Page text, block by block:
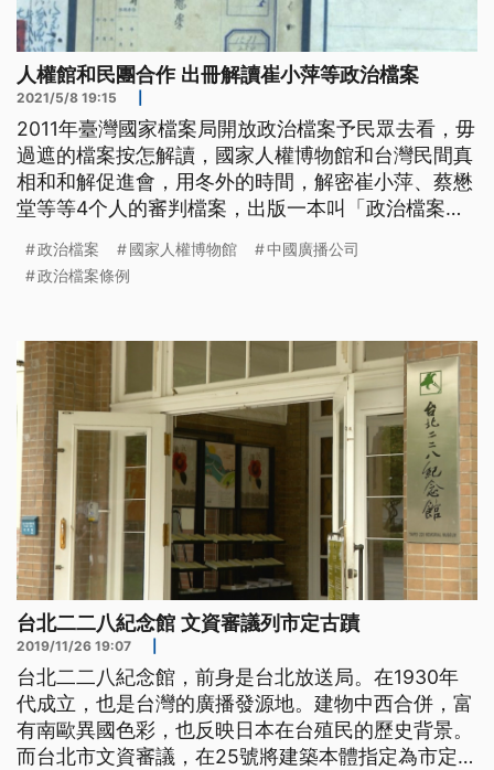
人權館和民團合作 出冊解讀崔小萍等政治檔案
2021/5/8 19:15
2011年臺灣國家檔案局開放政治檔案予民眾去看，毋
過遮的檔案按怎解讀，國家人權博物館和台灣民間真
相和和解促進會，用冬外的時間，解密崔小萍、蔡懋
堂等等4个人的審判檔案，出版一本叫「政治檔案會
曾做過中國廣播公司濟濟廣播劇的崔小萍女士，
1950年到1970年代誠衝，不過因為初中捌和共產黨
落尾關9年4個月。這馬
政治檔案 國家人權博物館
中國廣播公司
政治檔案條例
台北二二八紀念館 文資審議列市定古蹟
2019/11/26 19:07
台北二二八紀念館，前身是台北放送局。在1930年
代成立，也是台灣的廣播發源地。建物中西合併，富
有南歐異國色彩，也反映日本在台殖民的歷史背景。
而台北市文資審議，在25號將建築本體指定為市定古